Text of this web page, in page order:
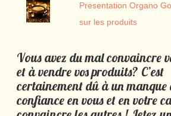
Presentation Organo
sur les produits
Vous avez du mal convaincre
et à vendre vos produits? C’est
certainement dû à un manque
confiance en vous et en votre